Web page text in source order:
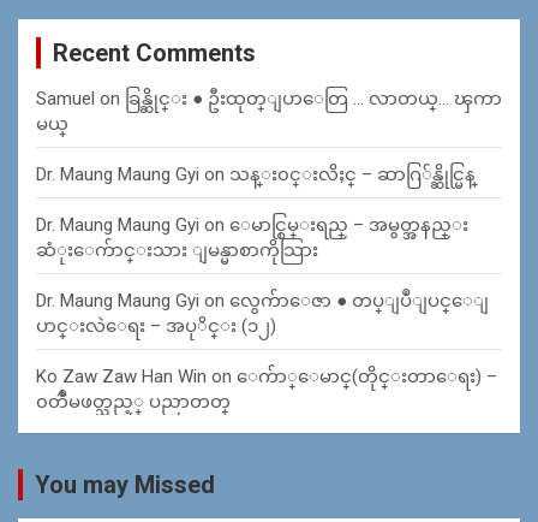
Recent Comments
Samuel on ခြန္ဆိုင္း ● ဦးထုတ္ျပာေတြ … လာတယ္… ၾကာ
မယ္
Dr. Maung Maung Gyi on သန္း၀င္းလိႈင္ – ဆာဂြ်န္ဆိုင္မြန္
Dr. Maung Maung Gyi on ေမာင္စြမ္းရည္ – အမွတ္အနည္း
ဆံုးေက်ာင္းသား ျမန္မာစာကိုသြား
Dr. Maung Maung Gyi on လွေက်ာေဇာ ● တပ္ျပဳျပင္ေျ
ပာင္းလဲေရး – အပုိင္း (၁၂)
Ko Zaw Zaw Han Win on ေက်ာ္ေမာင္(တိုင္းတာေရး) –
၀တၳဳမဖတ္သည့္ ပညာတတ္
You may Missed